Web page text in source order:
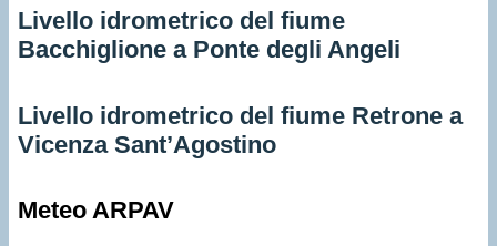
Livello idrometrico del fiume
Bacchiglione a Ponte degli Angeli
Livello idrometrico del fiume Retrone a
Vicenza Sant’Agostino
Meteo ARPAV